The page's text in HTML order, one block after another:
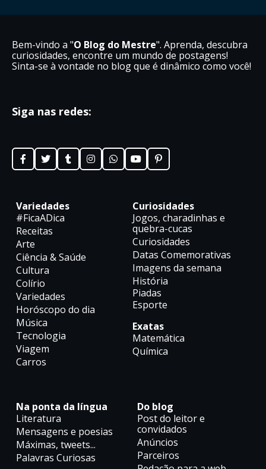
Bem-vindo a "O Blog do Mestre". Aprenda, descubra
curiosidades, encontre um mundo de postagens!
Sinta-se à vontade no blog que é dinâmico como você!
Siga nas redes:
Variedades
#FicaADica
Receitas
Arte
Ciência & Saúde
Cultura
Colírio
Variedades
Horóscopo do dia
Música
Tecnologia
Viagem
Carros
Curiosidades
Jogos, charadinhas e
quebra-cucas
Curiosidades
Datas Comemorativas
Imagens da semana
História
Piadas
Esporte
Exatas
Matemática
Química
Na ponta da língua
Literatura
Mensagens e poesias
Máximas, tweets...
Palavras Curiosas
Do blog
Post do leitor e
convidados
Anúncios
Parceiros